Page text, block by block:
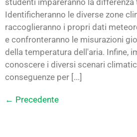
Identificheranno le diverse zone
raccoglieranno i propri dati
e confronteranno le misurazioni
della temperatura dell'aria. Infine,
conoscere i diversi scenari
conseguenze per [...]
← Precedente